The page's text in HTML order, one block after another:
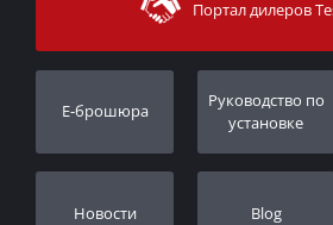
Поддержка клиентов
Порядок слежения
Дилеры
Портал дилеров
E-брошюра
Pуководство по
установке
Новости Blog